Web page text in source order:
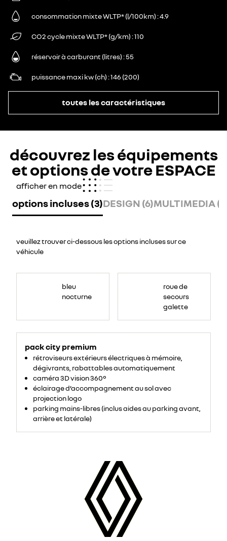
consommation mixte WLTP* (l/100km) 4.9
CO2 cycle mixte WLTP* (g/km) 110
réservoir à carburant (litres) 55
puissance maxi kw (ch) 146 (200)
toutes les caractéristiques
découvrez les équipements
et options de votre ESPACE
afficher en mode
options incluses (3)DESIGN (6)MULTIMEDIA
veuillez trouver ci-dessous les options incluses sur ce
véhicule
bleu
nocturne
pack city premium
rétroviseurs extérieurs électriques à mémoire,
dégivrants, rabattables automatiquement
caméra 3D vision 360°
éclairage d’accompagnement au sol avec
projection logo
parking mains-libres (inclus aides au parking avant,
arrière et latérale)
roue de
secours
galette